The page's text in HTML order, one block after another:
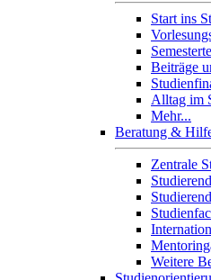
Start ins
Beiträge
Alltag im
Mehr...
Beratung &
Zentrale
Weitere